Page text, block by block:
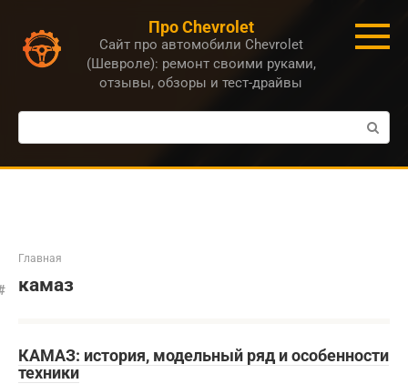
контенту
Про Chevrolet
Сайт про автомобили Chevrolet
(Шевроле): ремонт своими руками,
отзывы, обзоры и тест-драйвы
Поиск:
Главная
камаз
КАМАЗ: история, модельный ряд и особенности
техники